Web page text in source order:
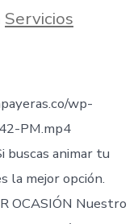
Servicios
wp-
PM.mp4
buscas animar tu
la mejor opción.
OCASIÓN Nuestro